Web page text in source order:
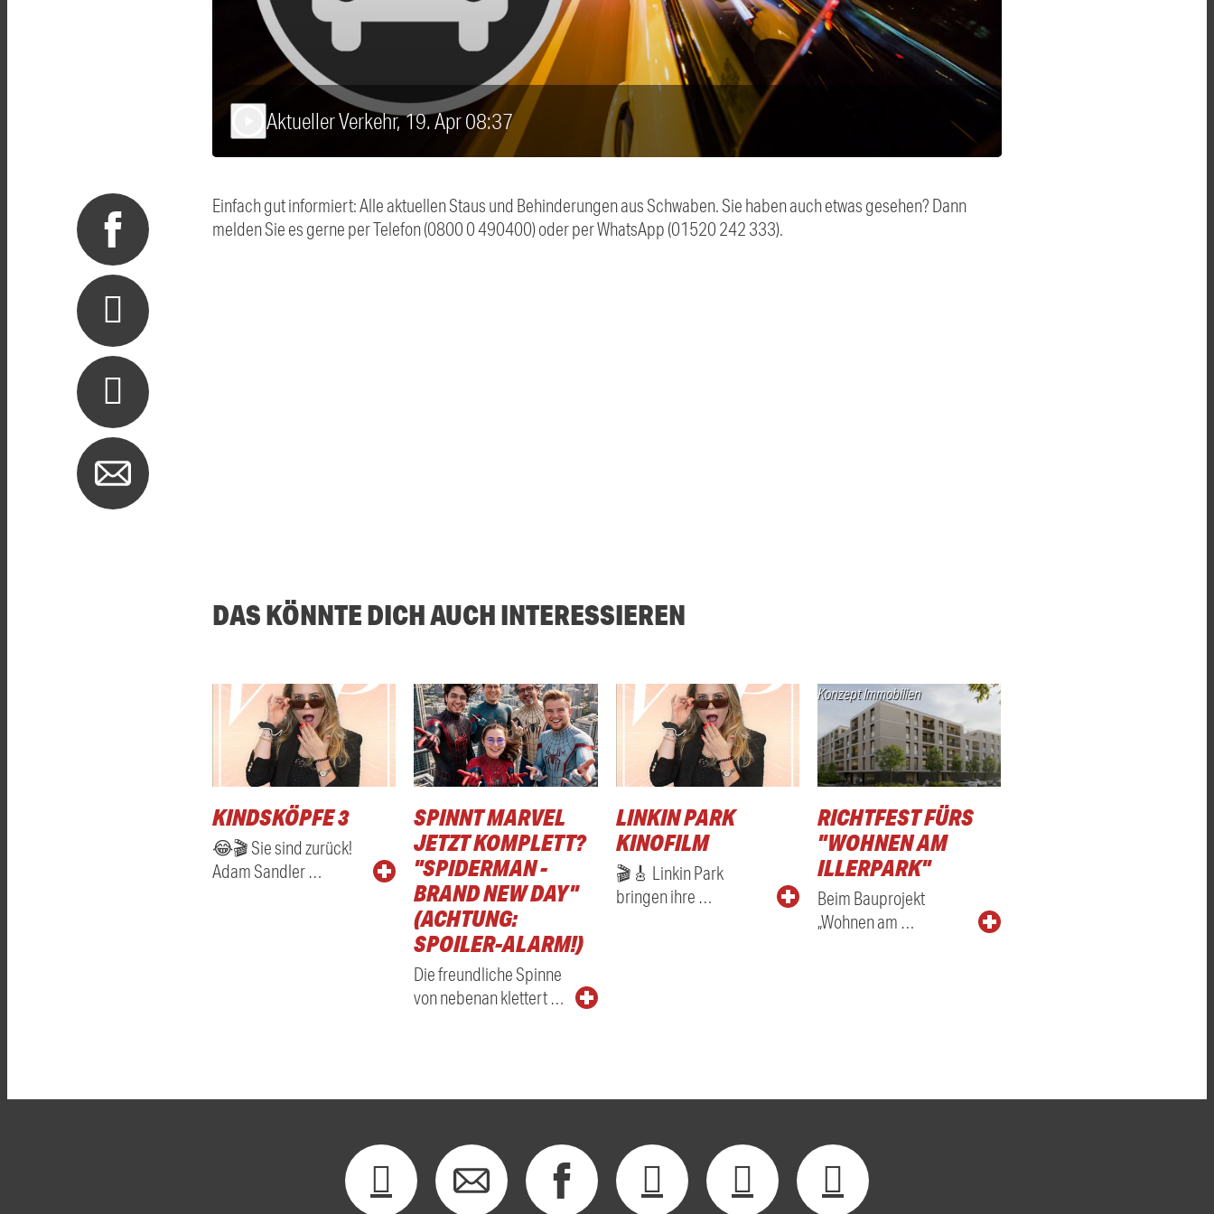
Aktueller Verkehr, 19. Apr 08:37
Einfach gut informiert: Alle aktuellen Staus und Behinderungen aus Schwaben. Sie haben auch etwas gesehen? Dann
melden Sie es gerne per Telefon (0800 0 490400) oder per WhatsApp (01520 242 333).
DAS KÖNNTE DICH AUCH INTERESSIEREN
KINDSKÖPFE 3
😂🎬 Sie sind zurück!
Adam Sandler …
SPINNT MARVEL
JETZT KOMPLETT?
"SPIDERMAN -
BRAND NEW DAY"
(ACHTUNG:
SPOILER-ALARM!)
Die freundliche Spinne
von nebenan klettert …
LINKIN PARK
KINOFILM
🎬🎸 Linkin Park
bringen ihre …
Konzept Immobilien
RICHTFEST FÜRS
"WOHNEN AM
ILLERPARK"
Beim Bauprojekt
„Wohnen am …